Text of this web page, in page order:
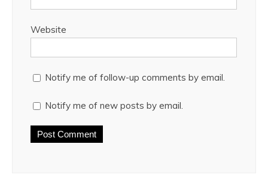
Website
Notify me of follow-up comments by email.
Notify me of new posts by email.